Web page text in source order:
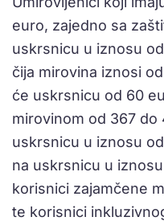
euro, zajedno sa
uskrsnicu u iznosu
čija mirovina iznosi
će uskrsnicu od 60
mirovinom od 367 do
uskrsnicu u iznosu
na uskrsnicu u
korisnici zajamčene
te korisnici